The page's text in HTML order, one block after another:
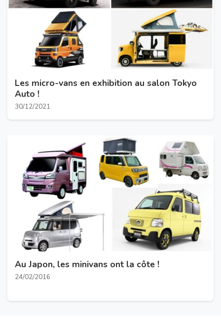
Les micro-vans en exhibition au salon Tokyo
Auto !
30/12/2021
Au Japon, les minivans ont la côte !
24/02/2016